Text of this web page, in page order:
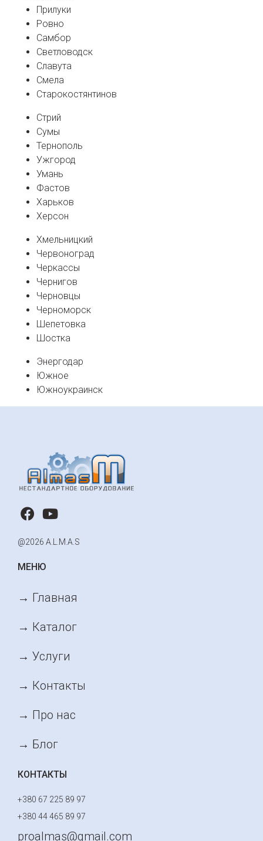
Прилуки
Ровно
Самбор
Светловодск
Славута
Смела
Старокостянтинов
Стрий
Сумы
Тернополь
Ужгород
Умань
Фастов
Харьков
Херсон
Хмельницкий
Червоноград
Черкассы
Чернигов
Черновцы
Черноморск
Шепетовка
Шостка
Энергодар
Южное
Южноукраинск
@2026 A.L.M.A.S
МЕНЮ
→ Главная
→ Каталог
→ Услуги
→ Контакты
→ Про нас
→ Блог
КОНТАКТЫ
+380 67 225 89 97
+380 44 465 89 97
proalmas@gmail.com